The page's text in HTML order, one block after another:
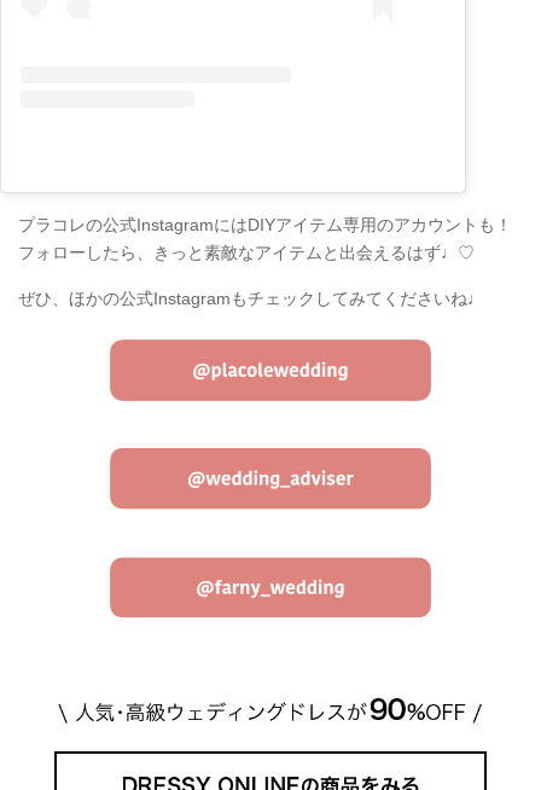
プラコレの公式InstagramにはDIYアイテム専用のアカウントも！
フォローしたら、きっと素敵なアイテムと出会えるはず♩♡
ぜひ、ほかの公式Instagramもチェックしてみてくださいね♩